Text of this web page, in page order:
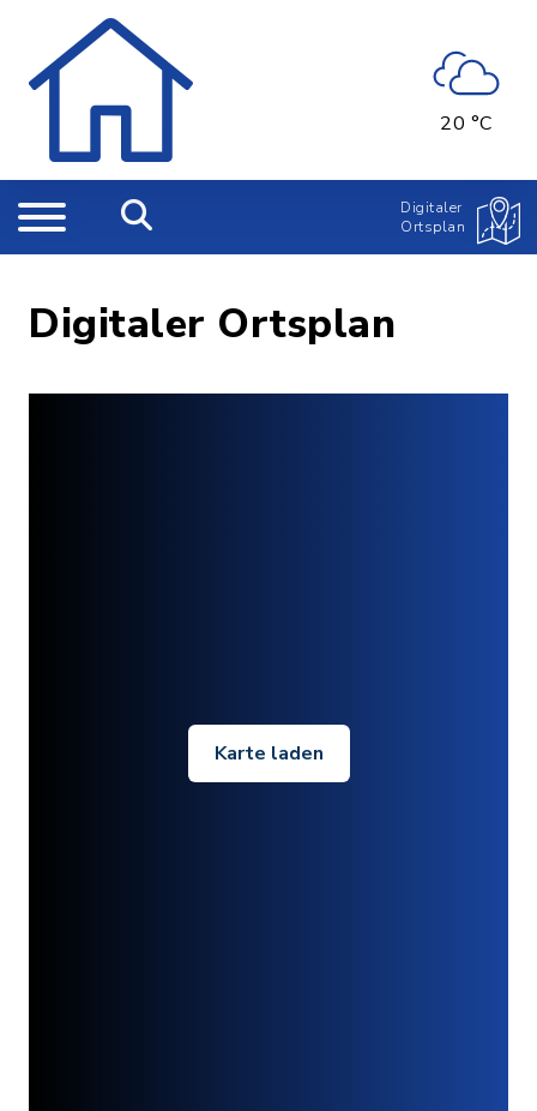
20 °C
Digitaler
Ortsplan
Digitaler Ortsplan
Karte laden